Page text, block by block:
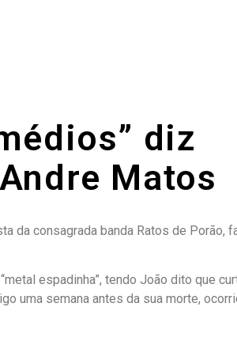
diz
Matos
da consagrada banda Ratos de Porão,
espadinha”, tendo João dito que
uma semana antes da sua morte,